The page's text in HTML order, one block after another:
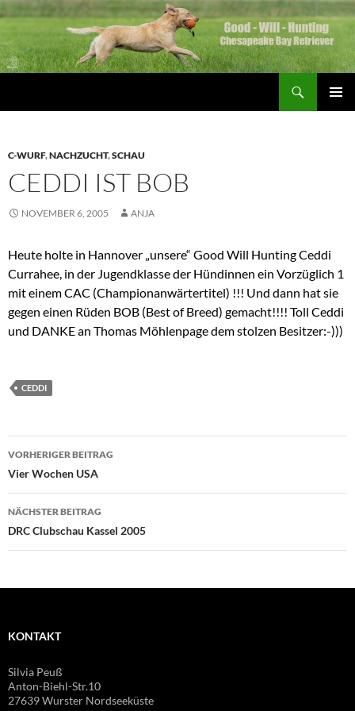
Zum
springen
C-WURF,NACHZUCHT,SCHAU
CEDDI IST BOB
NOVEMBER 6, 2005 ANJA
Heute holte in Hannover „unsere“ Good Will Hunting Ceddi
Currahee, in der Jugendklasse der Hündinnen ein Vorzüglich 1
mit einem CAC (Championanwärtertitel) !!! Und dann hat sie
gegen einen Rüden BOB (Best of Breed) gemacht!!!! Toll Ceddi
und DANKE an Thomas Möhlenpage dem stolzen Besitzer:-)))
CEDDI
Beitragsnavigation
VORHERIGER BEITRAG
Vier Wochen USA
NÄCHSTER BEITRAG
DRC Clubschau Kassel 2005
KONTAKT
Silvia Peuß
Anton-Biehl-Str.10
27639 Wurster Nordseeküste